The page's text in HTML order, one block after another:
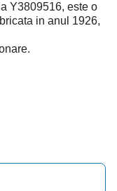
Y3809516, este o
in anul 1926,